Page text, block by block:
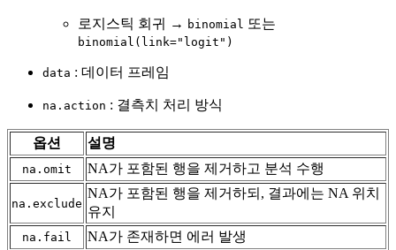
로지스틱 회귀 → binomial 또는
binomial(link="logit")
data : 데이터 프레임
na.action : 결측치 처리 방식
옵션 설명
na.omit NA가 포함된 행을 제거하고 분석 수행
na.exclude
NA가 포함된 행을 제거하되, 결과에는 NA 위치
유지
na.fail NA가 존재하면 에러 발생